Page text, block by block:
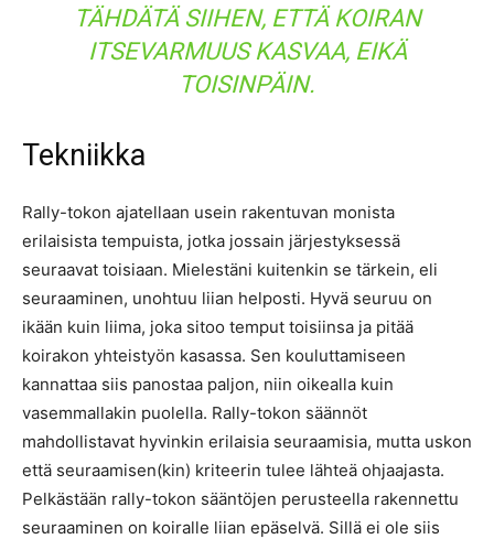
TÄHDÄTÄ SIIHEN, ETTÄ KOIRAN
ITSEVARMUUS KASVAA, EIKÄ
TOISINPÄIN.
Tekniikka
Rally-tokon ajatellaan usein rakentuvan monista
erilaisista tempuista, jotka jossain järjestyksessä
seuraavat toisiaan. Mielestäni kuitenkin se tärkein, eli
seuraaminen, unohtuu liian helposti. Hyvä seuruu on
ikään kuin liima, joka sitoo temput toisiinsa ja pitää
koirakon yhteistyön kasassa. Sen kouluttamiseen
kannattaa siis panostaa paljon, niin oikealla kuin
vasemmallakin puolella. Rally-tokon säännöt
mahdollistavat hyvinkin erilaisia seuraamisia, mutta uskon
että seuraamisen(kin) kriteerin tulee lähteä ohjaajasta.
Pelkästään rally-tokon sääntöjen perusteella rakennettu
seuraaminen on koiralle liian epäselvä. Sillä ei ole siis